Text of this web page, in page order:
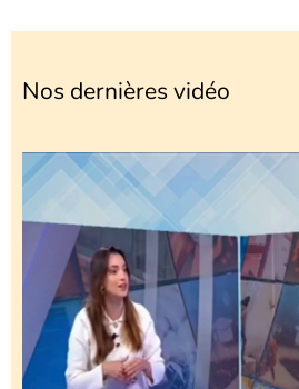
Nos dernières vidéo